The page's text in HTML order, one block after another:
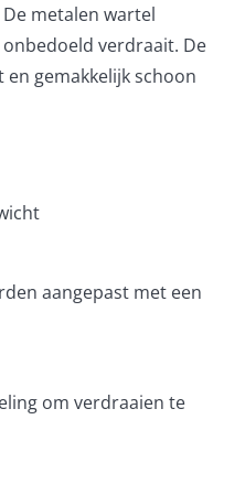
metalen wartel
verdraait. De
gemakkelijk schoon
aangepast met een
om verdraaien te